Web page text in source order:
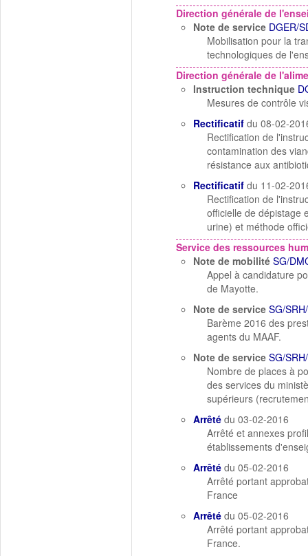
Direction générale de
Note de service DGER/
Mobilisation pour la
technologiques de
Direction générale de
Instruction technique
Mesures de contrôle
Rectificatif du 08-02-
Rectification de
contamination des
résistance aux
Rectificatif du 11-02-
Rectification de
officielle de dépistage
urine) et méthode
Service des ressources
Note de mobilité SG/
Appel à candidature
de Mayotte.
Note de service SG/
Barème 2016 des
agents du MAAF.
Note de service SG/
Nombre de places à
des services du
supérieurs
Arrêté du 03-02-2016
Arrêté et annexes
établissements
Arrêté du 05-02-2016
Arrêté portant
France
Arrêté du 05-02-2016
Arrêté portant
France.